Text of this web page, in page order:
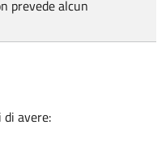
prevede alcun
di avere: